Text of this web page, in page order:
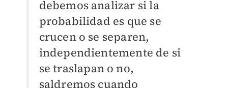
debemos analizar si la
probabilidad es que se
crucen o se separen,
independientemente de si
se traslapan o no,
saldremos cuando